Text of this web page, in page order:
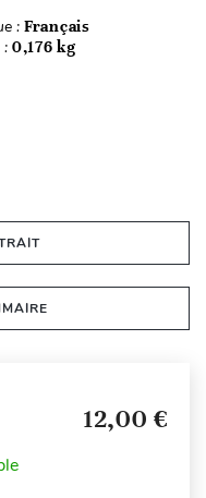
: Français
: 0,176 kg
12,00 €